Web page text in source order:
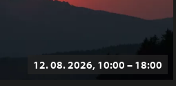
12. 08. 2026, 10:00 – 18:00